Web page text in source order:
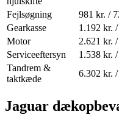
Fejlsøgning 981 kr. /
Gearkasse 1.192 kr.
Motor 2.621 kr.
Serviceeftersyn 1.538 kr.
Tandrem &
taktkæde
6.302 kr.
Jaguar